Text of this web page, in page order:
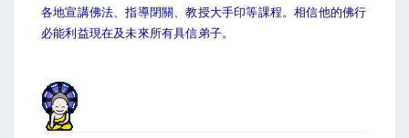
各地宣講佛法、指導閉關、教授大手印等課程。相信他的佛行
必能利益現在及未來所有具信弟子。